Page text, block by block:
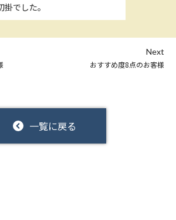
でした。
一覧に戻る
Next
おすすめ度8点のお客様